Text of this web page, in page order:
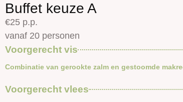
Buffet keuze A
€25 p.p.
vanaf 20 personen
Voorgerecht vis
Combinatie van gerookte zalm en gestoomde
Voorgerecht vlees